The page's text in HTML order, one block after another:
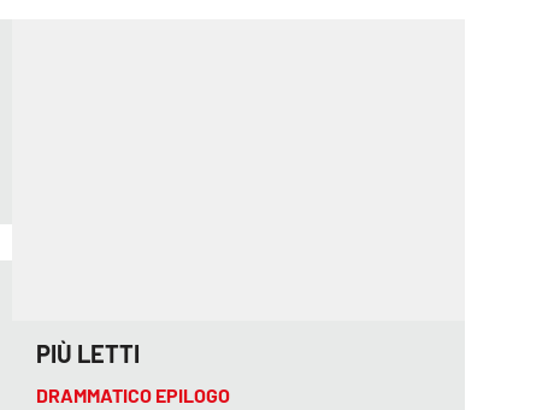
PIÙ LETTI
DRAMMATICO EPILOGO